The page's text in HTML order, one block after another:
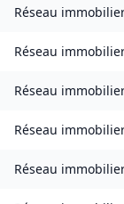
Réseau
Réseau
Réseau
Réseau
Réseau